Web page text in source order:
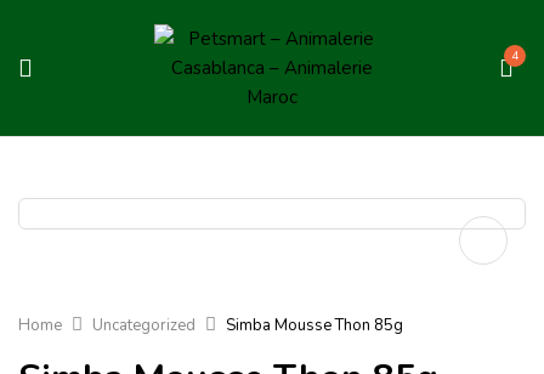
4
Home Uncategorized Simba Mousse Thon 85g